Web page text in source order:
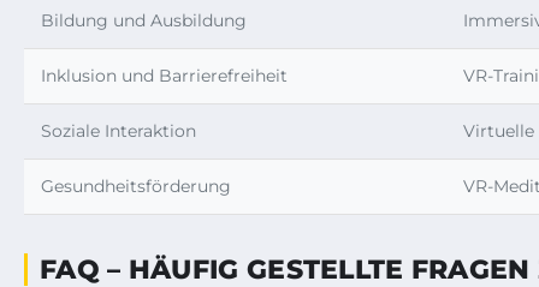
Bildung und Ausbildung
Inklusion und Barrierefreiheit VR-
Soziale Interaktion Virtuelle
Gesundheitsförderung VR-
FAQ – HÄUFIG GESTELLTE